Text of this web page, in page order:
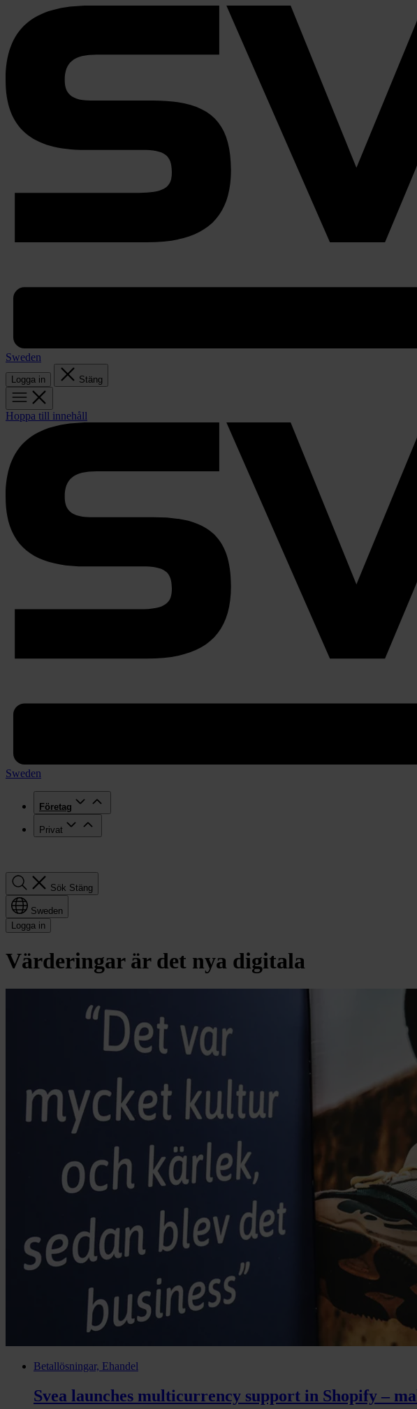
Sweden
Logga in Stäng
Hoppa till innehåll
Sweden
Företag
Privat
Sök Stäng
Sweden
Logga in
Värderingar är det nya digitala
Betallösningar, Ehandel
Svea launches multicurrency support in Shopify –